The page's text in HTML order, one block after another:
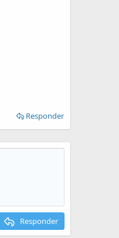
Responder
Responder